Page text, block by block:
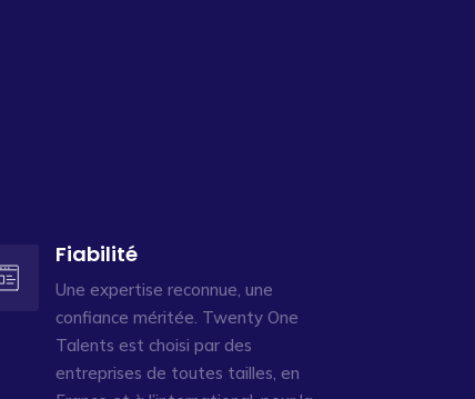
Fiabilité
Une expertise reconnue, une
confiance méritée. Twenty One
Talents est choisi par des
entreprises de toutes tailles, en